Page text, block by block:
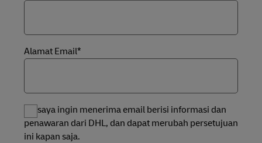
Alamat Email*
Ya, saya ingin menerima email berisi informasi dan
penawaran dari DHL, dan dapat merubah persetujuan
ini kapan saja.